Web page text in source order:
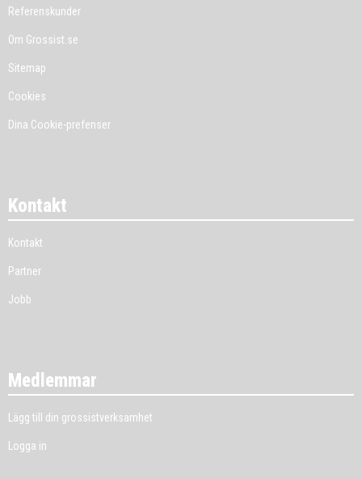
Referenskunder
Om Grossist.se
Sitemap
Cookies
Dina Cookie-prefenser
Kontakt
Kontakt
Partner
Jobb
Medlemmar
Lägg till din grossistverksamhet
Logga in